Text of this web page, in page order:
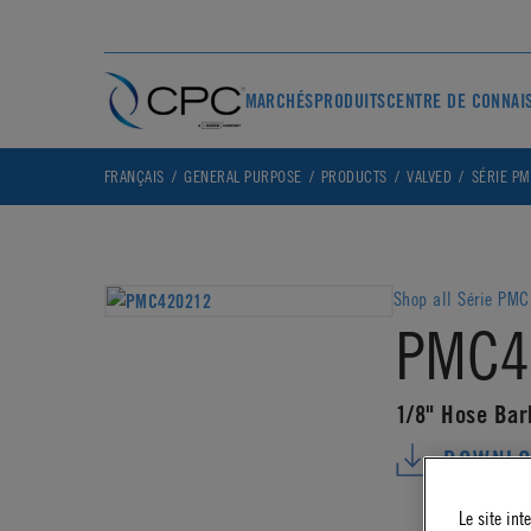
MARCHÉSPRODUITSCENTRE DE
FRANÇAIS GENERAL PURPOSE PRODUCTS VALVED SÉRIE
Shop all Série
1/8" Hose
Le site